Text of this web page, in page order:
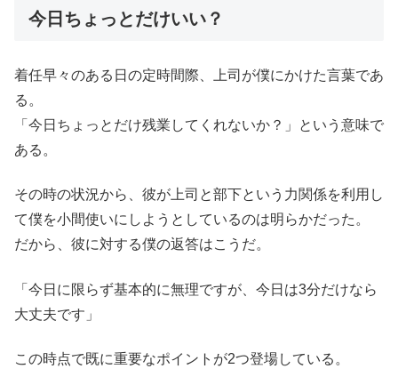
今日ちょっとだけいい？
着任早々のある日の定時間際、上司が僕にかけた言葉であ
る。
「今日ちょっとだけ残業してくれないか？」という意味で
ある。
その時の状況から、彼が上司と部下という力関係を利用し
て僕を小間使いにしようとしているのは明らかだった。
だから、彼に対する僕の返答はこうだ。
「今日に限らず基本的に無理ですが、今日は3分だけなら
大丈夫です」
この時点で既に重要なポイントが2つ登場している。